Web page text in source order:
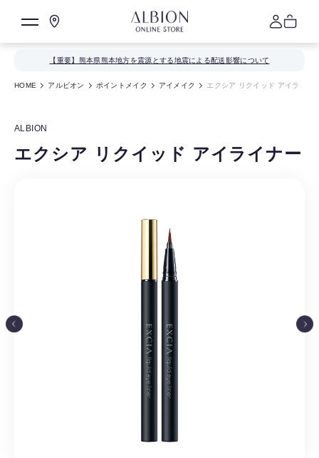
【重要】熊本県熊本地方を震源とする地震による配送影響について
HOME アルビオン ポイントメイク アイメイク エクシア リクイッド アイライナ
ALBION
エクシア リクイッド アイライナー